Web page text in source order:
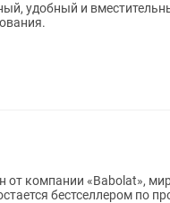
от компании «Babolat»,
бестселлером по